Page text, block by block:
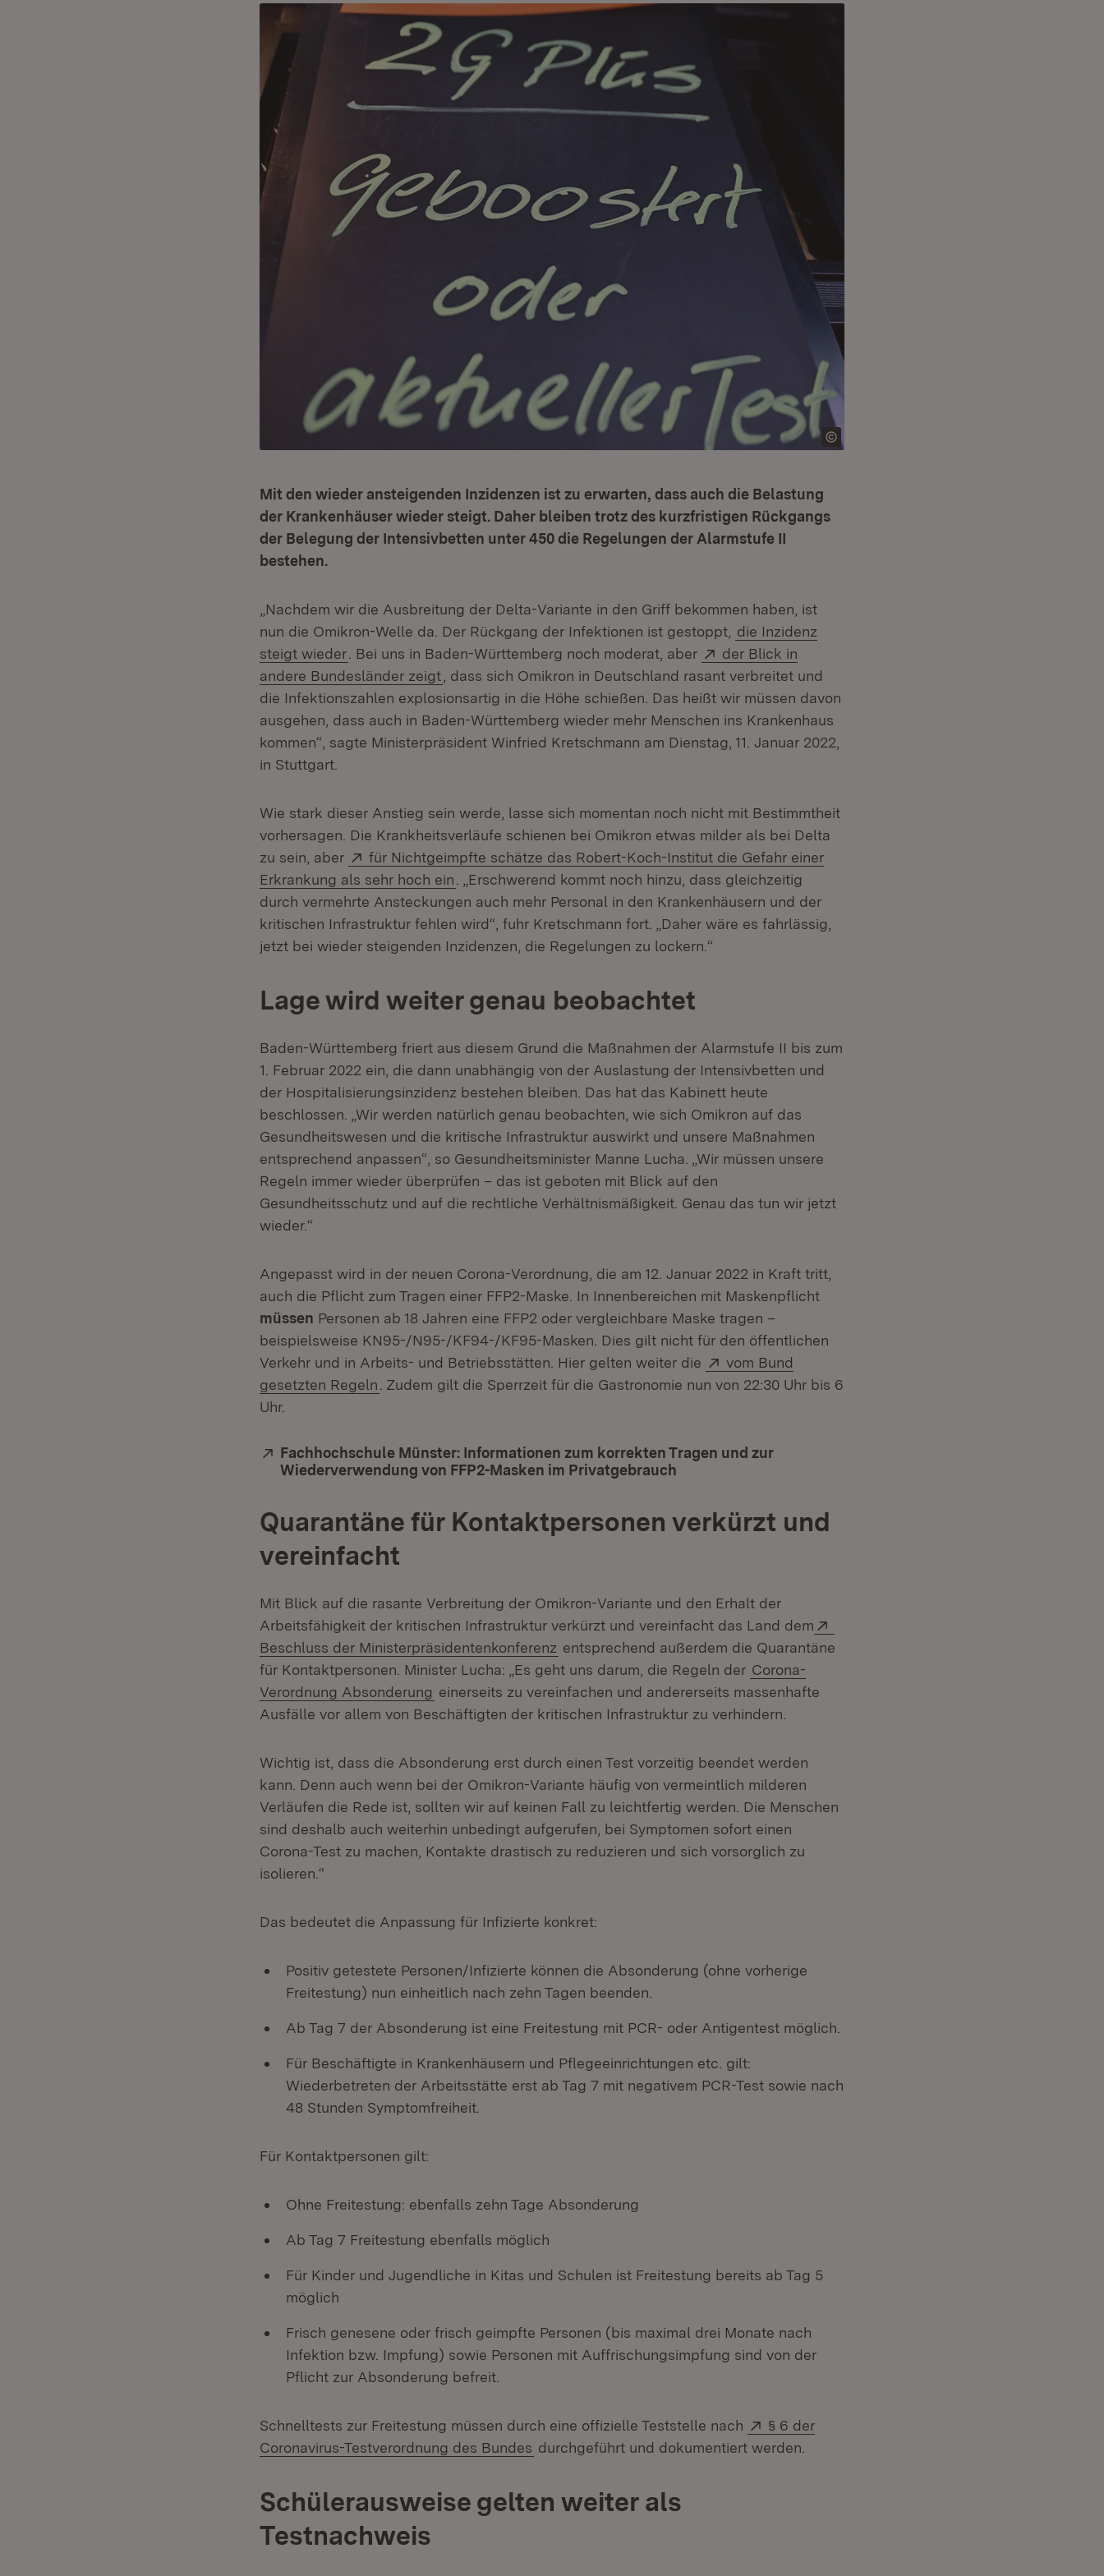
Mit den wieder ansteigenden Inzidenzen ist zu erwarten, dass auch die Belastung
der Krankenhäuser wieder steigt. Daher bleiben trotz des kurzfristigen Rückgangs
der Belegung der Intensivbetten unter 450 die Regelungen der Alarmstufe II
bestehen.
„Nachdem wir die Ausbreitung der Delta-Variante in den Griff bekommen haben, ist
nun die Omikron-Welle da. Der Rückgang der Infektionen ist gestoppt, die Inzidenz
steigt wieder . Bei uns in Baden-Württemberg noch moderat, aber Extern:
der Blick in
andere Bundesländer zeigt (Öffnet in neuem Fenster)
, dass sich Omikron in Deutschland rasant verbreitet und
die Infektionszahlen explosionsartig in die Höhe schießen. Das heißt wir müssen davon
ausgehen, dass auch in Baden-Württemberg wieder mehr Menschen ins Krankenhaus
kommen“, sagte Ministerpräsident Winfried Kretschmann am Dienstag, 11. Januar 2022,
in Stuttgart.
Wie stark dieser Anstieg sein werde, lasse sich momentan noch nicht mit Bestimmtheit
vorhersagen. Die Krankheitsverläufe schienen bei Omikron etwas milder als bei Delta
zu sein, aber
Extern:
für Nichtgeimpfte schätze das Robert-Koch-Institut die Gefahr einer
Erkrankung als sehr hoch ein (Öffnet in neuem Fenster)
. „Erschwerend kommt noch hinzu, dass gleichzeitig
durch vermehrte Ansteckungen auch mehr Personal in den Krankenhäusern und der
kritischen Infrastruktur fehlen wird“, fuhr Kretschmann fort. „Daher wäre es fahrlässig,
jetzt bei wieder steigenden Inzidenzen, die Regelungen zu lockern.“
Lage wird weiter genau beobachtet
Baden-Württemberg friert aus diesem Grund die Maßnahmen der Alarmstufe II bis zum
1. Februar 2022 ein, die dann unabhängig von der Auslastung der Intensivbetten und
der Hospitalisierungsinzidenz bestehen bleiben. Das hat das Kabinett heute
beschlossen. „Wir werden natürlich genau beobachten, wie sich Omikron auf das
Gesundheitswesen und die kritische Infrastruktur auswirkt und unsere Maßnahmen
entsprechend anpassen“, so Gesundheitsminister Manne Lucha. „Wir müssen unsere
Regeln immer wieder überprüfen – das ist geboten mit Blick auf den
Gesundheitsschutz und auf die rechtliche Verhältnismäßigkeit. Genau das tun wir jetzt
wieder.“
Angepasst wird in der neuen Corona-Verordnung, die am 12. Januar 2022 in Kraft tritt,
auch die Pflicht zum Tragen einer FFP2-Maske. In Innenbereichen mit Maskenpflicht
müssen Personen ab 18 Jahren eine FFP2 oder vergleichbare Maske tragen –
beispielsweise KN95-/N95-/KF94-/KF95-Masken. Dies gilt nicht für den öffentlichen
Verkehr und in Arbeits- und Betriebsstätten. Hier gelten weiter die
Extern:
vom Bund
gesetzten Regeln (Öffnet in neuem Fenster)
. Zudem gilt die Sperrzeit für die Gastronomie nun von 22:30 Uhr bis 6
Uhr.
Extern:
Fachhochschule Münster: Informationen zum korrekten Tragen und zur
Wiederverwendung von FFP2-Masken im Privatgebrauch
Quarantäne für Kontaktpersonen verkürzt und
vereinfacht
Mit Blick auf die rasante Verbreitung der Omikron-Variante und den Erhalt der
Arbeitsfähigkeit der kritischen Infrastruktur verkürzt und vereinfacht das Land dem
Beschluss der Ministerpräsidentenkonferenz (Öffnet in neuem Fenster)
entsprechend außerdem die Quarantäne
für Kontaktpersonen. Minister Lucha: „Es geht uns darum, die Regeln der Corona-
Verordnung Absonderung einerseits zu vereinfachen und andererseits massenhafte
Ausfälle vor allem von Beschäftigten der kritischen Infrastruktur zu verhindern.
Wichtig ist, dass die Absonderung erst durch einen Test vorzeitig beendet werden
kann. Denn auch wenn bei der Omikron-Variante häufig von vermeintlich milderen
Verläufen die Rede ist, sollten wir auf keinen Fall zu leichtfertig werden. Die Menschen
sind deshalb auch weiterhin unbedingt aufgerufen, bei Symptomen sofort einen
Corona-Test zu machen, Kontakte drastisch zu reduzieren und sich vorsorglich zu
isolieren.“
Das bedeutet die Anpassung für Infizierte konkret:
Positiv getestete Personen/Infizierte können die Absonderung (ohne vorherige
Freitestung) nun einheitlich nach zehn Tagen beenden.
Ab Tag 7 der Absonderung ist eine Freitestung mit PCR- oder Antigentest möglich.
Für Beschäftigte in Krankenhäusern und Pflegeeinrichtungen etc. gilt:
Wiederbetreten der Arbeitsstätte erst ab Tag 7 mit negativem PCR-Test sowie nach
48 Stunden Symptomfreiheit.
Für Kontaktpersonen gilt:
Ohne Freitestung: ebenfalls zehn Tage Absonderung
Ab Tag 7 Freitestung ebenfalls möglich
Für Kinder und Jugendliche in Kitas und Schulen ist Freitestung bereits ab Tag 5
möglich
Frisch genesene oder frisch geimpfte Personen (bis maximal drei Monate nach
Infektion bzw. Impfung) sowie Personen mit Auffrischungsimpfung sind von der
Pflicht zur Absonderung befreit.
Schnelltests zur Freitestung müssen durch eine offizielle Teststelle nach Extern:
§ 6 der
Coronavirus-Testverordnung des Bundes (Öffnet in neuem Fenster)
durchgeführt und dokumentiert werden.
Schülerausweise gelten weiter als
Testnachweis